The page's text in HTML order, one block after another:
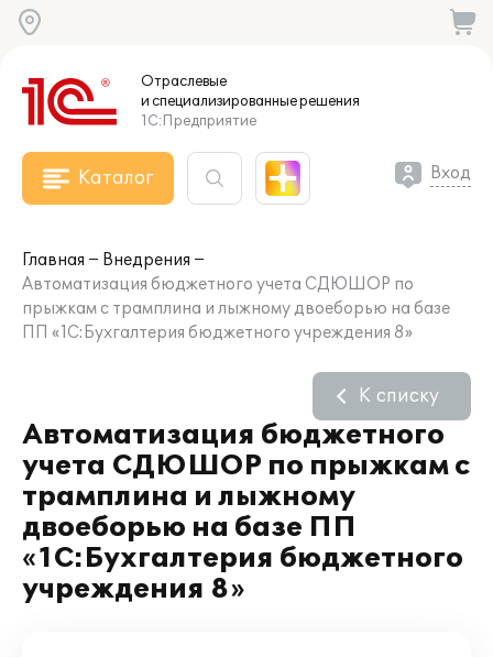
Отраслевые
и специализированныерешения
1С:Предприятие
Каталог Вход
Главная
Внедрения
Автоматизация бюджетного учета СДЮШОР по
прыжкам с трамплина и лыжному двоеборью на базе
ПП «1С:Бухгалтерия бюджетного учреждения 8»
Автоматизация бюджетного
учета СДЮШОР по прыжкам с
трамплина и лыжному
двоеборью на базе ПП
«1С:Бухгалтерия бюджетного
учреждения 8»
К списку